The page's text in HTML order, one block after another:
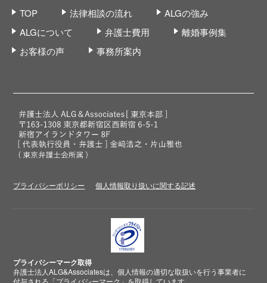
TOP 法律相談の流れ
ALGの強み
ALGについて
弁護士費用
離婚事例集
お客様の声
事務所案内
プライバシーポリシー 個人情報取り扱いに関する記述
プライバシーマーク取得
弁護士法人ALG&Associatesは、個人情報の適切な取扱いを行う事業者に